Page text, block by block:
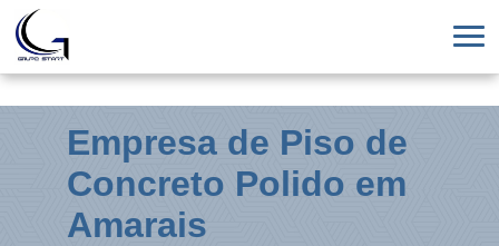
Empresa de Piso de
Concreto Polido em
Amarais